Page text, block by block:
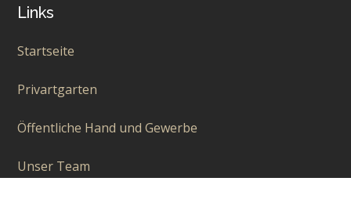
Links
Startseite
Privartgarten
Öffentliche Hand und Gewerbe
Unser Team